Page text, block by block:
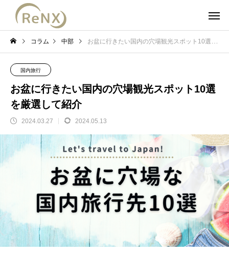
コラム 中部 お盆に行きたい国内の穴場観光スポット10選を厳選して紹介
国内旅行
お盆に行きたい国内の穴場観光スポット10選
を厳選して紹介
2024.03.27 2024.05.13